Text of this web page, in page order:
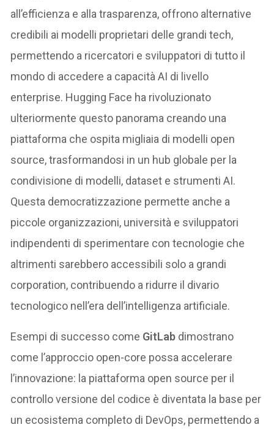
all’efficienza e alla trasparenza, offrono alternative
credibili ai modelli proprietari delle grandi tech,
permettendo a ricercatori e sviluppatori di tutto il
mondo di accedere a capacità AI di livello
enterprise. Hugging Face ha rivoluzionato
ulteriormente questo panorama creando una
piattaforma che ospita migliaia di modelli open
source, trasformandosi in un hub globale per la
condivisione di modelli, dataset e strumenti AI.
Questa democratizzazione permette anche a
piccole organizzazioni, università e sviluppatori
indipendenti di sperimentare con tecnologie che
altrimenti sarebbero accessibili solo a grandi
corporation, contribuendo a ridurre il divario
tecnologico nell’era dell’intelligenza artificiale.
Esempi di successo come GitLab dimostrano
come l’approccio open-core possa accelerare
l’innovazione: la piattaforma open source per il
controllo versione del codice è diventata la base per
un ecosistema completo di DevOps, permettendo a